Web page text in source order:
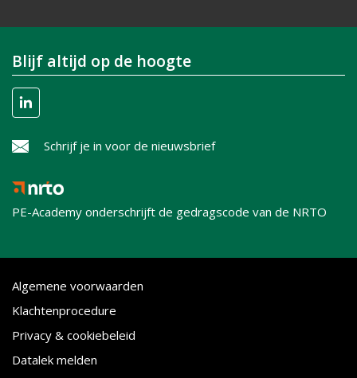
Blijf altijd op de hoogte
Schrijf je in voor de nieuwsbrief
PE-Academy onderschrijft de gedragscode van de NRTO
Algemene voorwaarden
Klachtenprocedure
Privacy & cookiebeleid
Datalek melden